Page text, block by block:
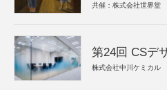
共催：株式会社世界堂
第24回 CSデ
株式会社中川ケミカル